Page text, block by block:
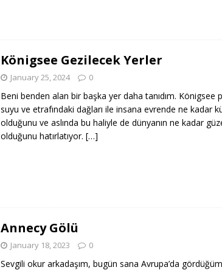
Königsee Gezilecek Yerler
January 25, 2024 0
Beni benden alan bir başka yer daha tanıdım. Königsee
suyu ve etrafındaki dağları ile insana evrende ne kadar
olduğunu ve aslında bu haliyle de dünyanın ne kadar
olduğunu hatırlatıyor. […]
Annecy Gölü
January 18, 2023 0
Sevgili okur arkadaşım, bugün sana Avrupa’da